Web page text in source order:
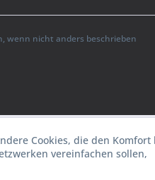
wenn nicht anders beschrieben
Cookies, die den Komfort
vereinfachen sollen,